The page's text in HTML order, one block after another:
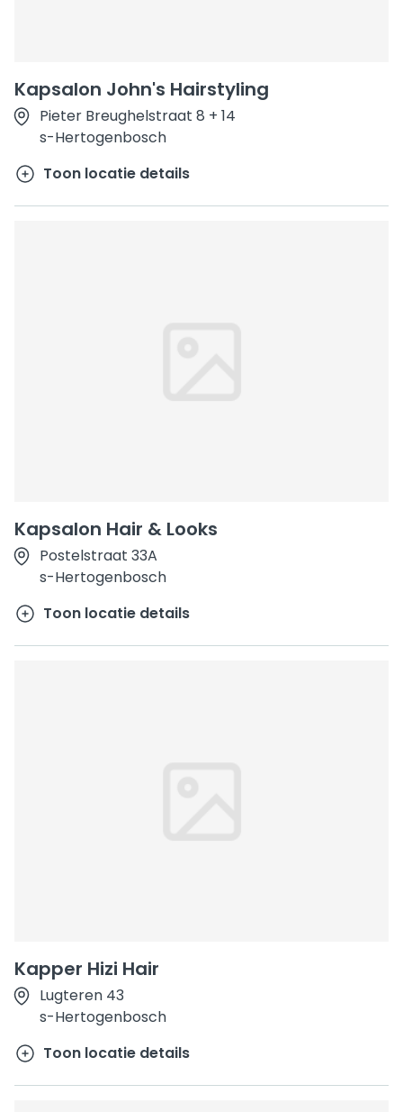
Kapsalon John's Hairstyling
Pieter Breughelstraat 8 + 14
s-Hertogenbosch
Toon locatie details
Kapsalon Hair & Looks
Postelstraat 33A
s-Hertogenbosch
Toon locatie details
Kapper Hizi Hair
Lugteren 43
s-Hertogenbosch
Toon locatie details